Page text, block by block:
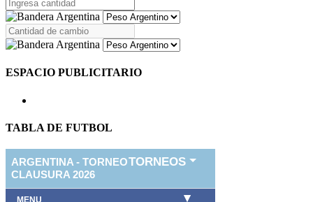
ESPACIO PUBLICITARIO
TABLA DE FUTBOL